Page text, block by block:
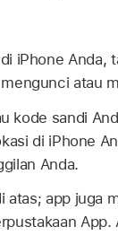
iPhone Anda,
atau
kode sandi
di iPhone
Anda.
app juga